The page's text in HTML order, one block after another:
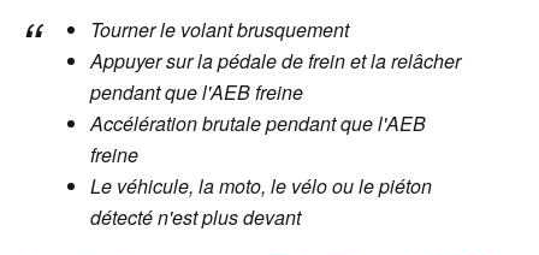
Tourner le volant brusquement
Appuyer sur la pédale de frein et la relâcher
pendant que l'AEB freine
Accélération brutale pendant que l'AEB
freine
Le véhicule, la moto, le vélo ou le piéton
détecté n'est plus devant